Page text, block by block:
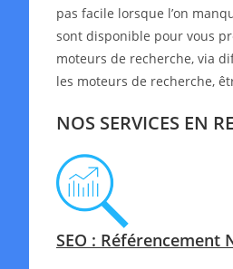
pas facile lorsque l’on
sont disponible pour vous
moteurs de recherche, via
les moteurs de recherche,
NOS SERVICES EN
SEO : Référencement